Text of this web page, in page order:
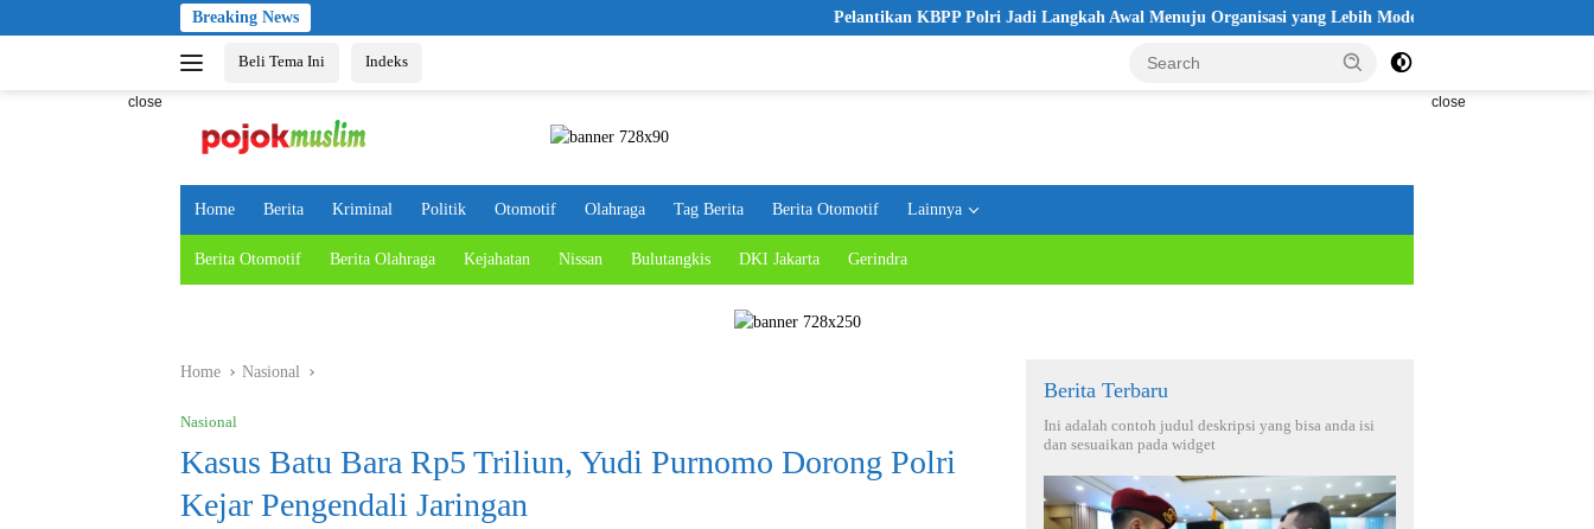
to
Breaking News Pelantikan KBPP Polri Jadi Langkah Awal Menuju Organisasi yang Lebih Modern Seleksi Akpol 2026
Beli Tema Ini Indeks
close close
Home Berita Kriminal Politik Otomotif Olahraga Tag Berita Berita Otomotif Lainnya
Berita Otomotif Berita Olahraga Kejahatan Nissan Bulutangkis DKI Jakarta Gerindra
Home Nasional
Nasional
Kasus Batu Bara Rp5 Triliun, Yudi Purnomo Dorong Polri
Kejar Pengendali Jaringan
Berita Terbaru
Ini adalah contoh judul deskripsi yang bisa anda isi
dan sesuaikan pada widget